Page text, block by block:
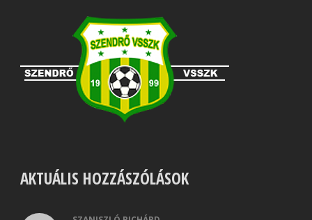
AKTUÁLIS HOZZÁSZÓLÁSOK